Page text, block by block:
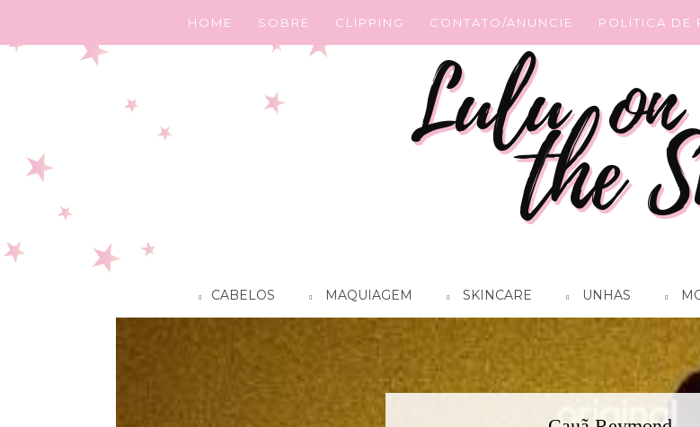
HOME SOBRE CLIPPING CONTATO/ANUNCIE POLÍTICA DE
CABELOS MAQUIAGEM SKINCARE UNHAS